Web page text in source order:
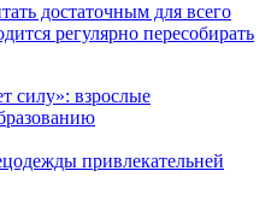
достаточным для всего
регулярно пересобирать
привлекательней